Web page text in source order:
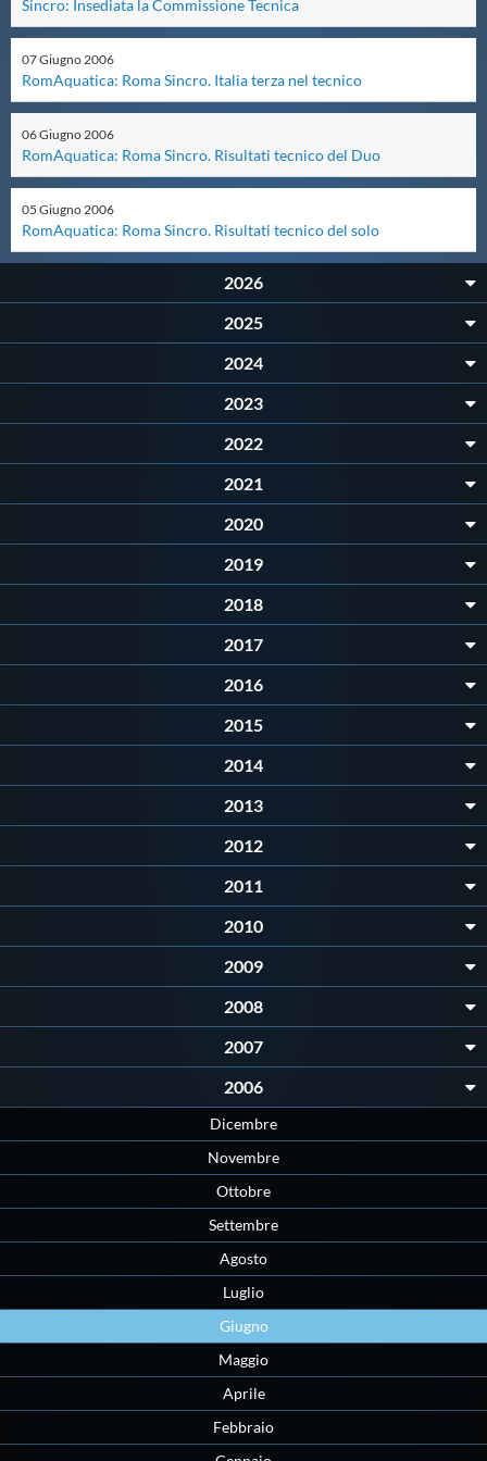
Master
Formazione
GUG
Scuole Nuoto
Propaganda
Centri Federali
Protezione Civile
Privacy
Flash News
Intranet
Webmail
Contatti
Mappa del sito
Sincro: Insediata la Commissione Tecnica
07Giugno2006
RomAquatica: Roma Sincro. Italia terza nel tecnico
06Giugno2006
RomAquatica: Roma Sincro. Risultati tecnico del Duo
05 Giugno2006
RomAquatica: Roma Sincro. Risultati tecnico del solo
2026
2025
2024
2023
2022
2021
2020
2019
2018
2017
2016
2015
2014
2013
2012
2011
2010
2009
2008
2007
2006
Dicembre
Novembre
Ottobre
Settembre
Agosto
Luglio
Giugno
Maggio
Aprile
Febbraio